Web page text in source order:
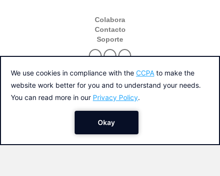
Colabora
Contacto
Soporte
Política de privacidad y cookies
Condiciones generales del servicio
Una iniciativa de